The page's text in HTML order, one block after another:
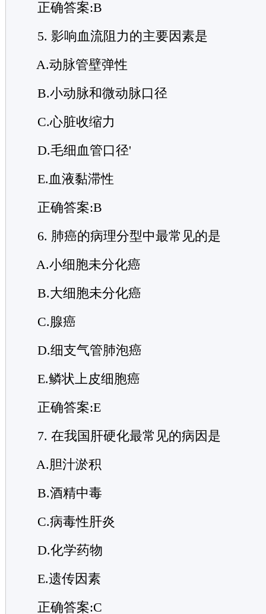
正确答案:B
5. 影响血流阻力的主要因素是
A.动脉管壁弹性
B.小动脉和微动脉口径
C.心脏收缩力
D.毛细血管口径'
E.血液黏滞性
正确答案:B
6. 肺癌的病理分型中最常见的是
A.小细胞未分化癌
B.大细胞未分化癌
C.腺癌
D.细支气管肺泡癌
E.鳞状上皮细胞癌
正确答案:E
7. 在我国肝硬化最常见的病因是
A.胆汁淤积
B.酒精中毒
C.病毒性肝炎
D.化学药物
E.遗传因素
正确答案:C